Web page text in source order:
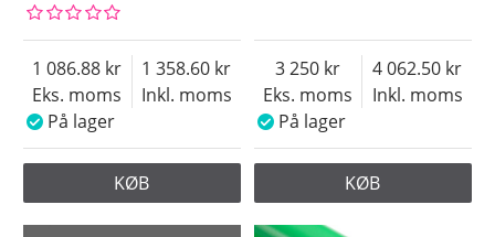
Eks. moms
1 086.88
Inkl. moms
1 358.60
På lager
KØB
Eks. moms
3 250
Inkl. moms
4 062.50
På lager
KØB